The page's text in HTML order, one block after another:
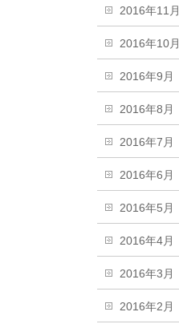
2016年11月
2016年10月
2016年9月
2016年8月
2016年7月
2016年6月
2016年5月
2016年4月
2016年3月
2016年2月